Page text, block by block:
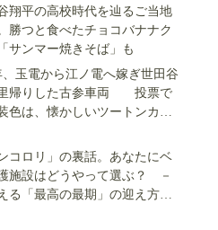
翔平の高校時代を辿るご当地
勝つと食べたチョコバナナク
サンマー焼きそば」も
、玉電から江ノ電へ嫁ぎ世田谷
里帰りした古参車両 投票で
色は、懐かしいツートンカラ
コロリ」の裏話。あなたにベ
施設はどうやって選ぶ？ －
る「最高の最期」の迎え方